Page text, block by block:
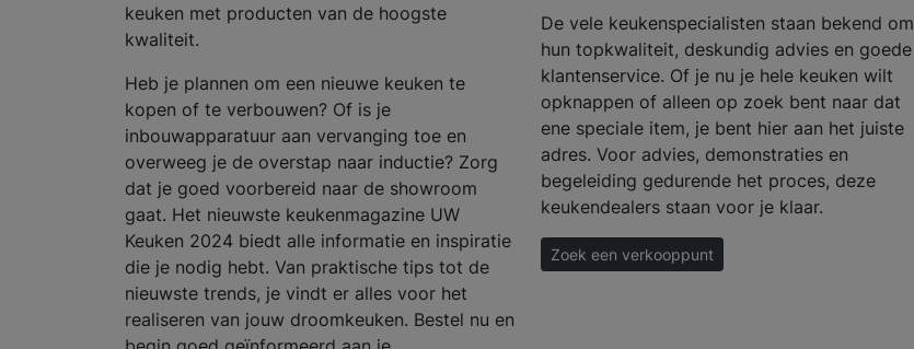
keuken met producten van de hoogste
kwaliteit.
Heb je plannen om een nieuwe keuken te
kopen of te verbouwen? Of is je
inbouwapparatuur aan vervanging toe en
overweeg je de overstap naar inductie? Zorg
dat je goed voorbereid naar de showroom
gaat. Het nieuwste keukenmagazine UW
Keuken 2024 biedt alle informatie en inspiratie
die je nodig hebt. Van praktische tips tot de
nieuwste trends, je vindt er alles voor het
realiseren van jouw droomkeuken. Bestel nu en
De vele keukenspecialisten staan bekend om
hun topkwaliteit, deskundig advies en goede
klantenservice. Of je nu je hele keuken wilt
opknappen of alleen op zoek bent naar dat
ene speciale item, je bent hier aan het juiste
adres. Voor advies, demonstraties en
begeleiding gedurende het proces, deze
keukendealers staan voor je klaar.
Zoek een verkooppunt